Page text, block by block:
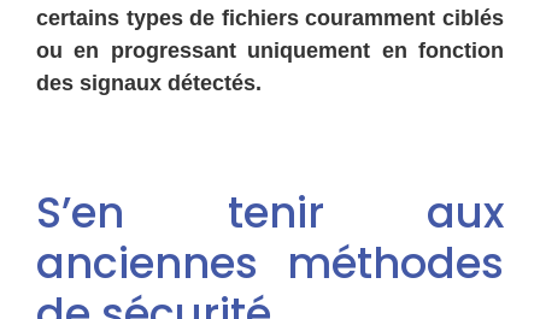
certains types de fichiers couramment ciblés
ou en progressant uniquement en fonction
des signaux détectés.
S’en tenir aux
anciennes méthodes